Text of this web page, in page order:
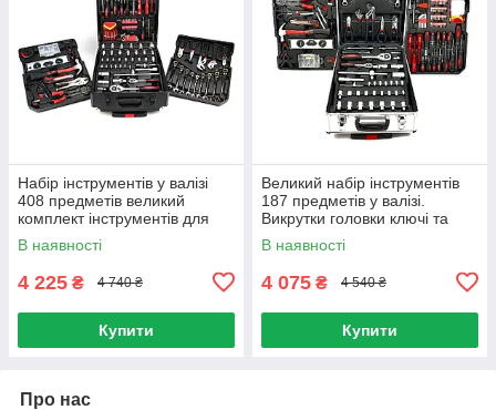
Набір інструментів у валізі
408 предметів великий
комплект інструментів для
дому
В наявності
4 225 ₴ 4 740 ₴
Купити
Великий набір інструментів
187 предметів у валізі.
Викрутки головки ключі та
багато іншого
В наявності
4 075 ₴ 4 540 ₴
Купити
Про нас